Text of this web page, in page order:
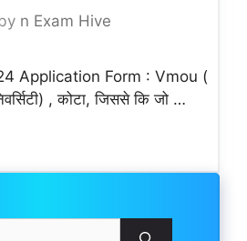
n Exam Hive
Application Form : Vmou (
, कोटा, जिससे कि जो …